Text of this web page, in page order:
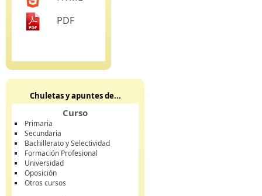
PDF
Chuletas y apuntes de...
Curso
Primaria
Secundaria
Bachillerato y Selectividad
Formación Profesional
Universidad
Oposición
Otros cursos